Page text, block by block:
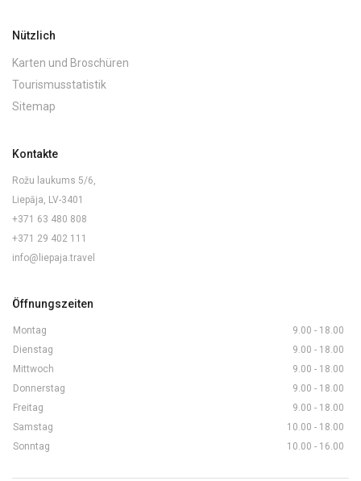
Nützlich
Karten und Broschüren
Tourismusstatistik
Sitemap
Kontakte
Rožu laukums 5/6,
Liepāja, LV-3401
+371 63 480 808
+371 29 402 111
info@liepaja.travel
Öffnungszeiten
Montag
9.00 - 18.00
Dienstag
9.00 - 18.00
Mittwoch
9.00 - 18.00
Donnerstag
9.00 - 18.00
Freitag
9.00 - 18.00
Samstag
10.00 - 18.00
Sonntag
10.00 - 16.00